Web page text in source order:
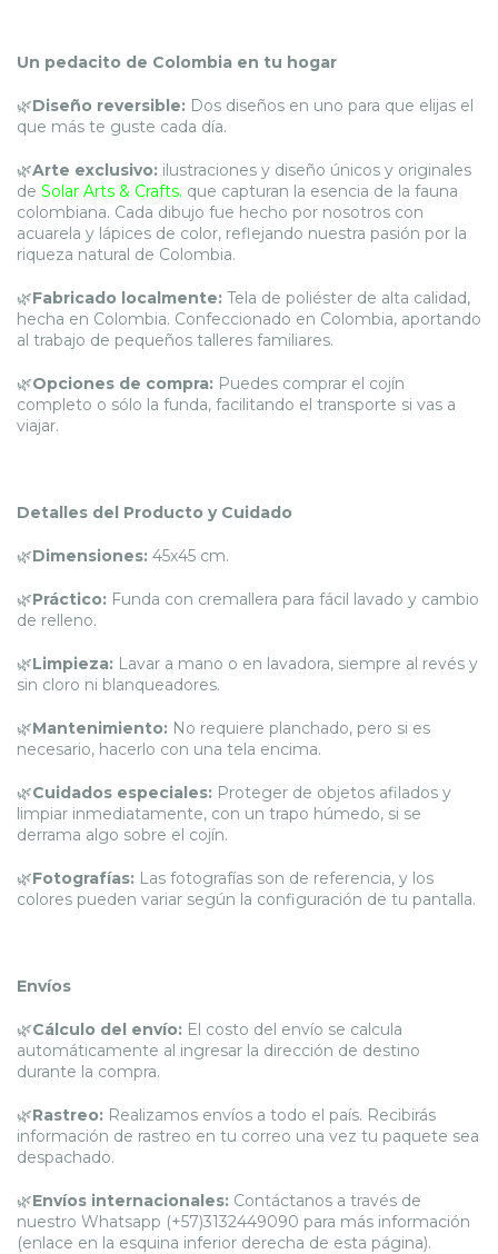
Un pedacito de Colombia en tu hogar
🌿Diseño reversible: Dos diseños en uno para que elijas el
que más te guste cada día.
🌿Arte exclusivo: ilustraciones y diseño únicos y originales
de Solar Arts & Crafts. que capturan la esencia de la fauna
colombiana. Cada dibujo fue hecho por nosotros con
acuarela y lápices de color, reflejando nuestra pasión por la
riqueza natural de Colombia.
🌿Fabricado localmente: Tela de poliéster de alta calidad,
hecha en Colombia. Confeccionado en Colombia, aportando
al trabajo de pequeños talleres familiares.
🌿Opciones de compra: Puedes comprar el cojín
completo o sólo la funda, facilitando el transporte si vas a
viajar.
Detalles del Producto y Cuidado
🌿Dimensiones: 45x45 cm.
🌿Práctico: Funda con cremallera para fácil lavado y cambio
de relleno.
🌿Limpieza: Lavar a mano o en lavadora, siempre al revés y
sin cloro ni blanqueadores.
🌿Mantenimiento: No requiere planchado, pero si es
necesario, hacerlo con una tela encima.
🌿Cuidados especiales: Proteger de objetos afilados y
limpiar inmediatamente, con un trapo húmedo, si se
derrama algo sobre el cojín.
🌿Fotografías: Las fotografías son de referencia, y los
colores pueden variar según la configuración de tu pantalla.
Envíos
🌿Cálculo del envío: El costo del envío se calcula
automáticamente al ingresar la dirección de destino
durante la compra.
🌿Rastreo: Realizamos envíos a todo el país. Recibirás
información de rastreo en tu correo una vez tu paquete sea
despachado.
🌿Envíos internacionales: Contáctanos a través de
nuestro Whatsapp (+57)3132449090 para más información
(enlace en la esquina inferior derecha de esta página).